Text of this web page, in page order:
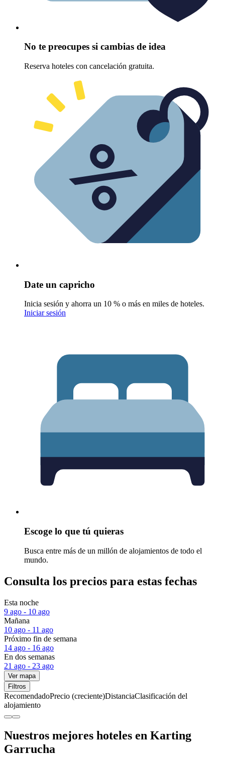
No te preocupes si cambias de idea
Reserva hoteles con cancelación gratuita.
Date un capricho
Inicia sesión y ahorra un 10 % o más en miles de hoteles.
Iniciar sesión
Escoge lo que tú quieras
Busca entre más de un millón de alojamientos de todo el
mundo.
Consulta los precios para estas fechas
Esta noche
9 ago - 10 ago
Mañana
10 ago - 11 ago
Próximo fin de semana
14 ago - 16 ago
En dos semanas
21 ago - 23 ago
Ver mapa
Filtros
RecomendadoPrecio (creciente)DistanciaClasificación del
alojamiento
Nuestros mejores hoteles en Karting
Garrucha